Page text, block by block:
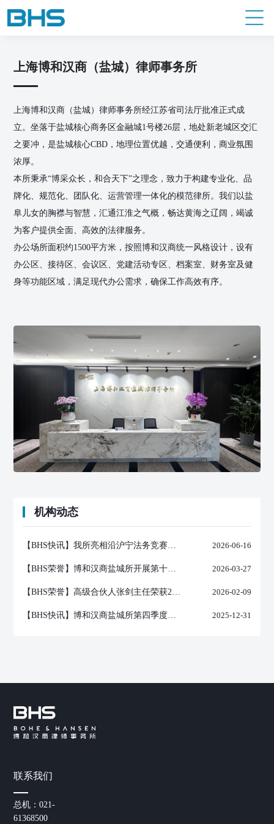
上海博和汉商（盐城）律师事务所
上海博和汉商（盐城）律师事务所经江苏省司法厅批准正式成
立。坐落于盐城核心商务区金融城1号楼26层，地处新老城区交汇
之要冲，是盐城核心CBD，地理位置优越，交通便利，商业氛围
浓厚。
本所秉承“博采众长，和合天下”之理念，致力于构建专业化、品
牌化、规范化、团队化、运营管理一体化的模范律所。我们以盐
阜儿女的胸襟与智慧，汇通江淮之气概，畅达黄海之辽阔，竭诚
为客户提供全面、高效的法律服务。
办公场所面积约1500平方米，按照博和汉商统一风格设计，设有
办公区、接待区、会议区、党建活动专区、档案室、财务室及健
身等功能区域，满足现代办公需求，确保工作高效有序。
机构动态
【BHS快讯】我所亮相沿沪宁法务竞赛，助推沪苏法治协同发展 2026-06-16
【BHS荣誉】博和汉商盐城所开展第十八期业务内训 2026-03-27
【BHS荣誉】高级合伙人张剑主任荣获2025年度LegalOne杰出律师（资产追偿与执行）奖项 2026-02-09
【BHS快讯】博和汉商盐城所第四季度工作会议暨第十七期业务内训顺利举行 2025-12-31
联系我们
总机：021-
61368500